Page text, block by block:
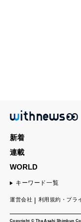
Copyright © The Asahi Shimbun
新着
連載
WORLD
キーワード一覧
運営会社 利用規約・プラ